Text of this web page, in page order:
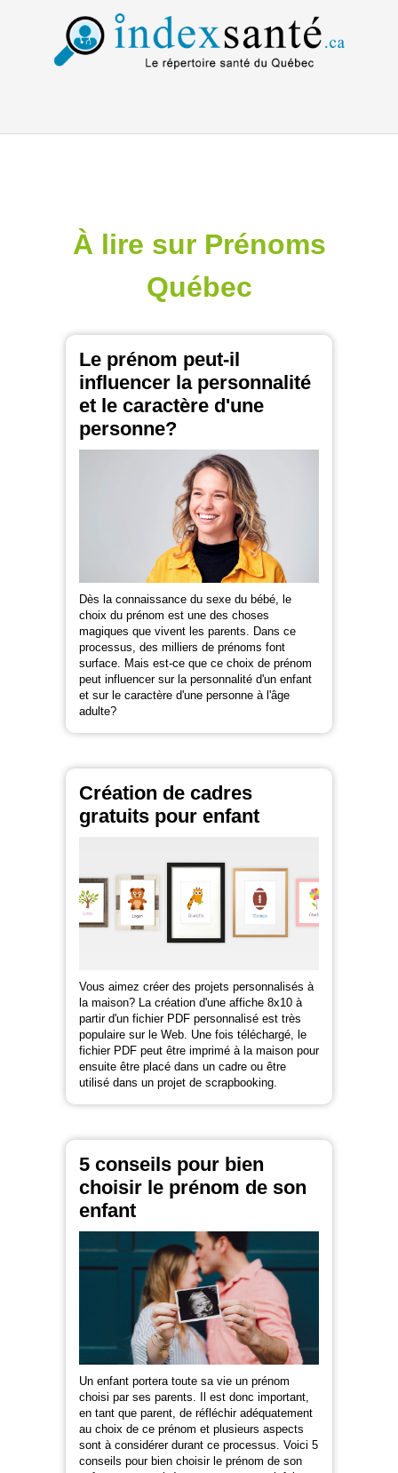
À lire sur Prénoms
Québec
Le prénom peut-il
influencer la personnalité
et le caractère d'une
personne?
Dès la connaissance du sexe du bébé, le
choix du prénom est une des choses
magiques que vivent les parents. Dans ce
processus, des milliers de prénoms font
surface. Mais est-ce que ce choix de prénom
peut influencer sur la personnalité d'un enfant
et sur le caractère d'une personne à l'âge
adulte?
Création de cadres
gratuits pour enfant
Vous aimez créer des projets personnalisés à
la maison? La création d'une affiche 8x10 à
partir d'un fichier PDF personnalisé est très
populaire sur le Web. Une fois téléchargé, le
fichier PDF peut être imprimé à la maison pour
ensuite être placé dans un cadre ou être
utilisé dans un projet de scrapbooking.
5 conseils pour bien
choisir le prénom de son
enfant
Un enfant portera toute sa vie un prénom
choisi par ses parents. Il est donc important,
en tant que parent, de réfléchir adéquatement
au choix de ce prénom et plusieurs aspects
sont à considérer durant ce processus. Voici 5
conseils pour bien choisir le prénom de son